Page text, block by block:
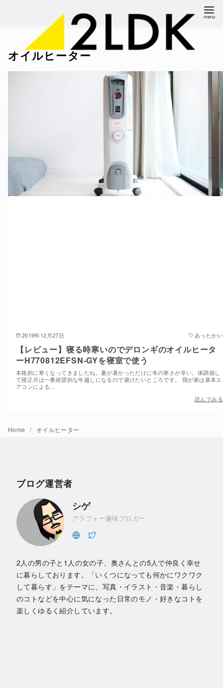
オイルヒーター
2019年12月27日 あったかい
【レビュー】寝る時寒いのでデロンギのオイルヒータ
ーH770812EFSN-GYを寝室で使う
本格的に寒くなってきましたね。夏が暑かっただけに冬の寒さが辛い。体調崩し
て寝正月は一番絶望的な年越しになるので避けたいところです。 我が家は基本エ
アコンによる…
読んでみる
Home オイルヒーター
ブログ運営者
シゲ
アラフォー趣味ブロガー
2人の男の子と1人の女の子、奥さんとの5人で仲良く幸せ
に暮らしております。「いくつになっても何かにワクワク
して暮らす」をテーマに、写真・イラスト・音楽・暮らし
のコトなどを中心に気になった日常のモノ・好きなコトを
楽しくゆるく紹介しています。